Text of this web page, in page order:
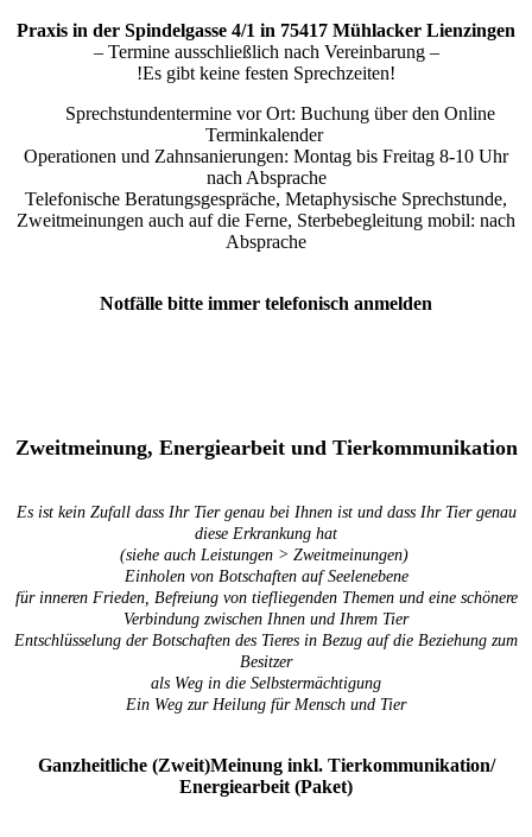
Praxis in der Spindelgasse 4/1 in 75417 Mühlacker Lienzingen
– Termine ausschließlich nach Vereinbarung –
!Es gibt keine festen Sprechzeiten!
Sprechstundentermine vor Ort: Buchung über den Online
Terminkalender
Operationen und Zahnsanierungen: Montag bis Freitag 8-10 Uhr
nach Absprache
Telefonische Beratungsgespräche, Metaphysische Sprechstunde,
Zweitmeinungen auch auf die Ferne, Sterbebegleitung mobil: nach
Absprache
Notfälle bitte immer telefonisch anmelden
Zweitmeinung, Energiearbeit und Tierkommunikation
Es ist kein Zufall dass Ihr Tier genau bei Ihnen ist und dass Ihr Tier genau
diese Erkrankung hat
(siehe auch Leistungen > Zweitmeinungen)
Einholen von Botschaften auf Seelenebene
für inneren Frieden, Befreiung von tiefliegenden Themen und eine schönere
Verbindung zwischen Ihnen und Ihrem Tier
Entschlüsselung der Botschaften des Tieres in Bezug auf die Beziehung zum
Besitzer
als Weg in die Selbstermächtigung
Ein Weg zur Heilung für Mensch und Tier
Ganzheitliche (Zweit)Meinung inkl. Tierkommunikation/
Energiearbeit (Paket)